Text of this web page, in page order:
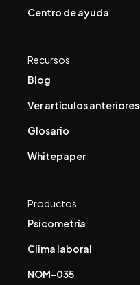
Centro de ayuda
Recursos
Blog
Ver artículos anteriores
Glosario
Whitepaper
Productos
Psicometría
Clima laboral
NOM-035